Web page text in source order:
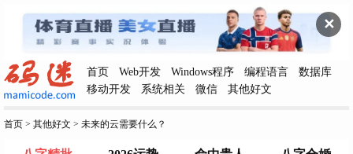
✕
首页 Web开发 Windows程序 编程语言
数据库
移动开发
系统相关 微信 其他好文
首页 > 其他好文 > 未来的云需要什么？